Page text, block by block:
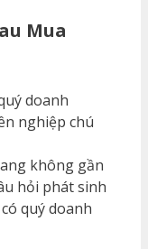
Mua
doanh
nghiệp chú
không gần
hỏi phát sinh
quý doanh